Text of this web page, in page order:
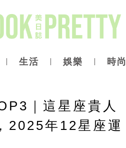
生活 娛樂 時尚
｜這星座貴人
2025年12星座運